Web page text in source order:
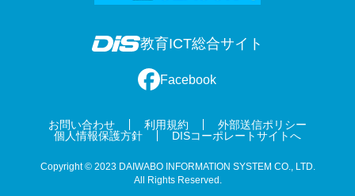
教育ICT総合サイト
Facebook
お問い合わせ 利用規約
外部送信ポリシー
個人情報保護方針
DISコーポレートサイトへ
Copyright © 2023 DAIWABO INFORMATION SYSTEM CO., LTD.
All Rights Reserved.